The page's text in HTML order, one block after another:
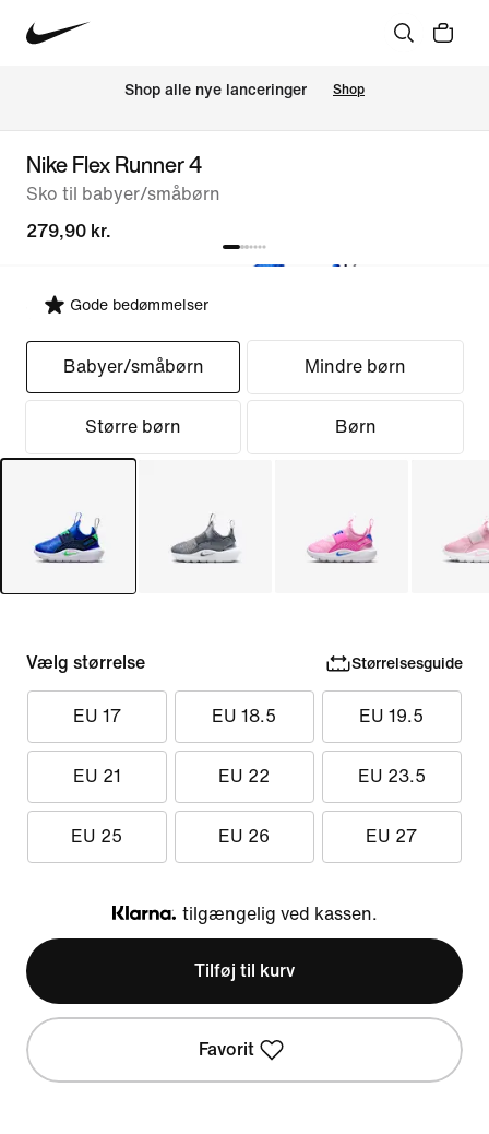
Shop alle nye lanceringer Shop
Nike Flex Runner 4
Sko til babyer/småbørn
279,90 kr.
Gode bedømmelser
Vælg pasform
Babyer/småbørn Mindre børn
Større børn Børn
Vælg størrelse Størrelsesguide
EU 17 EU 18.5 EU 19.5
EU 21 EU 22 EU 23.5
EU 25 EU 26 EU 27
Klarna
tilgængelig ved kassen.
Tilføj til kurv
Favorit